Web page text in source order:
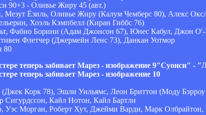
90+3 - Оливье Жиру 45 (авт.)
Мезут Ёзиль, Оливье Жиру (Калум Чемберс 80), Алекс
Хоэль Кэмпбелл (Киран Гиббс 76)
Фабио Борини (Адам Джонсон 67), Юнес Кабул, Джон
Флетчер (Джермейн Ленс 73), Данкан Уотмор
80
"Суонси" -
Корк 78), Эшли Уильямс, Леон Бриттон (Моду
Кайл Нотон, Кайл Бартли
Уэс Морган, Роберт Хут, Джейми Варди, Марк